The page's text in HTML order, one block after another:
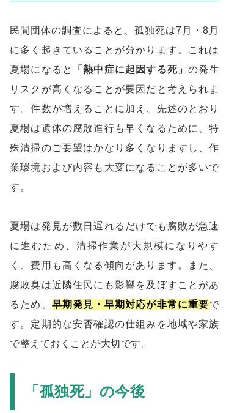
民間団体の調査によると、孤独死は7月・8月
に多く起きていることが分かります。これは
夏場になると
「熱中症に起因する死」の発生
リスクが高くなることが要因だと考えられま
す。件数が増えることに加え、先述のとおり
夏場は遺体の腐敗進行も早くなるために、特
殊清掃のご要望はかなり多くなりますし、作
業環境および内容も大変になることが多いで
す。
夏場は発見が数日遅れるだけでも腐敗が急速
に進むため、清掃作業が大規模になりやす
く、費用も高くなる傾向があります。また、
腐敗臭は近隣住民にも影響を及ぼすことがあ
るため、 早期発見・早期対応が非常に重要で
す。定期的な安否確認の仕組みを地域や家族
で整えておくことが大切です。
「孤独死」の今後